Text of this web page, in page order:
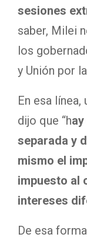
sesiones
saber, Milei
los
y Unión por
En esa
dijo que “h
separada y
mismo el
impuesto al
intereses
De esa